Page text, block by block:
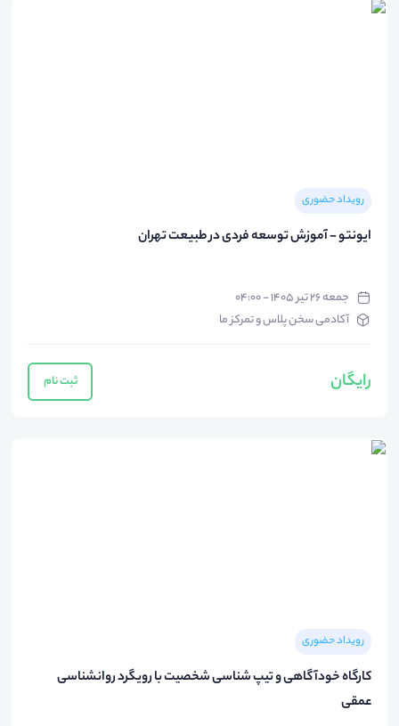
رویداد حضوری
ایونتو - آموزش توسعه فردی در طبیعت تهران
جمعه ۲۶ تیر ۱۴۰۵ - ۰۴:۰۰
آکادمی سخن پلاس و تمرکز ما
رایگان ثبت نام
رویداد حضوری
کارگاه خودآگاهی و تیپ شناسی شخصیت با رویگرد روانشناسی
عمقی